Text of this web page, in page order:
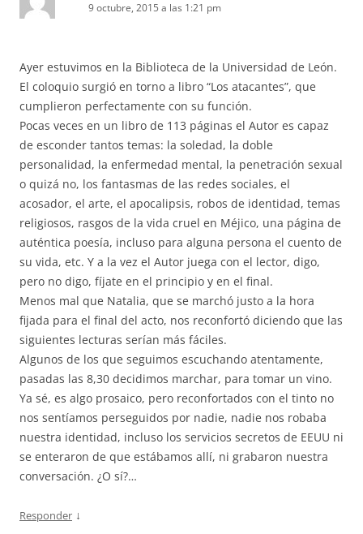
9 octubre, 2015 a las 1:21 pm
Ayer estuvimos en la Biblioteca de la Universidad de León.
El coloquio surgió en torno a libro “Los atacantes”, que
cumplieron perfectamente con su función.
Pocas veces en un libro de 113 páginas el Autor es capaz
de esconder tantos temas: la soledad, la doble
personalidad, la enfermedad mental, la penetración sexual
o quizá no, los fantasmas de las redes sociales, el
acosador, el arte, el apocalipsis, robos de identidad, temas
religiosos, rasgos de la vida cruel en Méjico, una página de
auténtica poesía, incluso para alguna persona el cuento de
su vida, etc. Y a la vez el Autor juega con el lector, digo,
pero no digo, fíjate en el principio y en el final.
Menos mal que Natalia, que se marchó justo a la hora
fijada para el final del acto, nos reconfortó diciendo que las
siguientes lecturas serían más fáciles.
Algunos de los que seguimos escuchando atentamente,
pasadas las 8,30 decidimos marchar, para tomar un vino.
Ya sé, es algo prosaico, pero reconfortados con el tinto no
nos sentíamos perseguidos por nadie, nadie nos robaba
nuestra identidad, incluso los servicios secretos de EEUU ni
se enteraron de que estábamos allí, ni grabaron nuestra
conversación. ¿O sí?…
Responder ↓